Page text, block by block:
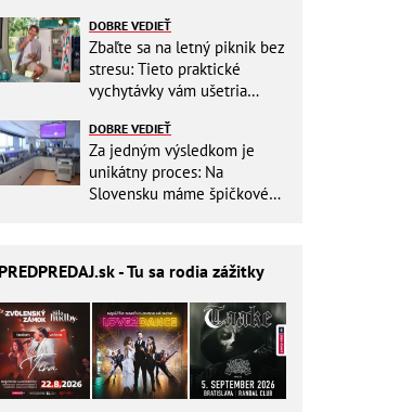
DOBRE VEDIEŤ
Zbaľte sa na letný piknik bez
stresu: Tieto praktické
vychytávky vám ušetria
DOBRE VEDIEŤ
Za jedným výsledkom je
unikátny proces: Na
Slovensku máme špičkové
PREDPREDAJ.sk - Tu sa rodia zážitky